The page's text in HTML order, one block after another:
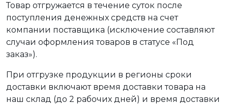
Товар отгружается в течение суток после
поступления денежных средств на счет
компании поставщика (исключение составляют
случаи оформления товаров в статусе «Под
заказ»).
При отгрузке продукции в регионы сроки
доставки включают время доставки товара на
наш склад (до 2 рабочих дней) и время доставки